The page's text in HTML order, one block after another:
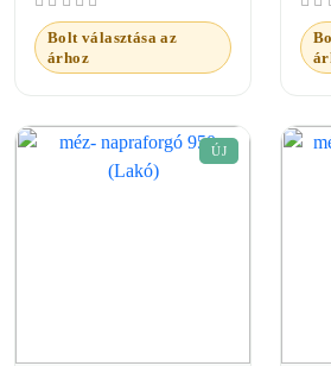
Bolt választása az
árhoz
ÚJ